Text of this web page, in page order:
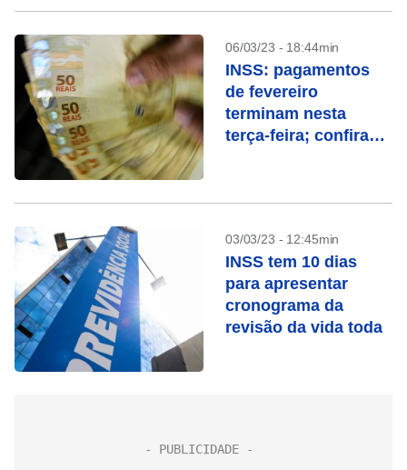
06/03/23 - 18:44min
INSS: pagamentos
de fevereiro
terminam nesta
terça-feira; confira
03/03/23 - 12:45min
INSS tem 10 dias
para apresentar
cronograma da
revisão da vida toda